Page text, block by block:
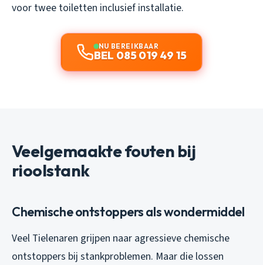
voor twee toiletten inclusief installatie.
NU BEREIKBAAR
BEL 085 019 49 15
Veelgemaakte fouten bij
rioolstank
Chemische ontstoppers als wondermiddel
Veel Tielenaren grijpen naar agressieve chemische
ontstoppers bij stankproblemen. Maar die lossen